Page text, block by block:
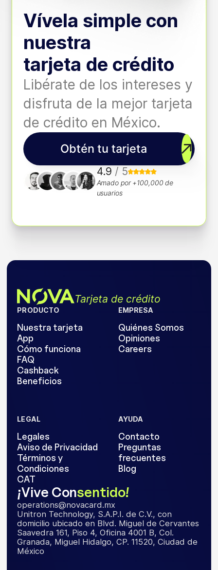
Vívela simple con
nuestra
tarjeta de crédito
Libérate de los intereses y
disfruta de la mejor tarjeta
de crédito en México.
Obtén tu tarjeta
4.9 / 5
Amado por +100,000 de
usuarios
Tarjeta de crédito
PRODUCTO
Nuestra tarjeta
App
Cómo funciona
FAQ
Cashback
Beneficios
EMPRESA
Quiénes Somos
Opiniones
Careers
LEGAL
Legales
Aviso de Privacidad
Términos y
Condiciones
CAT
AYUDA
Contacto
Preguntas
frecuentes
Blog
¡Vive Consentido!
operations@novacard.mx
Unitron Technology, S.A.P.I. de C.V., con
domicilio ubicado en Blvd. Miguel de Cervantes
Saavedra 161, Piso 4, Oficina 4001 B, Col.
Granada, Miguel Hidalgo, CP. 11520, Ciudad de
México